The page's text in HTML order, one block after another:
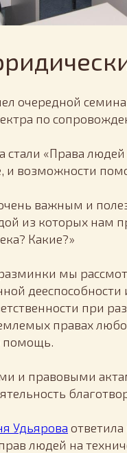
очередной
по
стали «Права
возможности
важным и
из которых нам
Какие?»
мы
при
правах
помощь.
и правовыми
Удьярова
людей на